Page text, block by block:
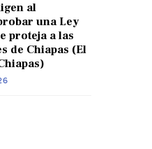
al
una Ley
proteja a las
de Chiapas (El